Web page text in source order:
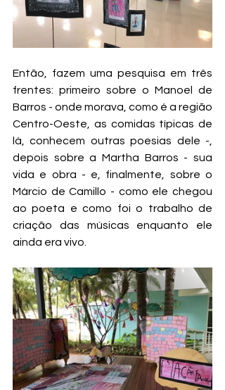
Então, fazem uma pesquisa em três
frentes: primeiro sobre o Manoel de
Barros - onde morava, como é a região
Centro-Oeste, as comidas típicas de
lá, conhecem outras poesias dele -,
depois sobre a Martha Barros - sua
vida e obra - e, finalmente, sobre o
Márcio de Camillo - como ele chegou
ao poeta e como foi o trabalho de
criação das músicas enquanto ele
ainda era vivo.